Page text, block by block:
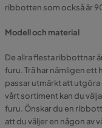
ribbotten som också är
Modell och material
De allra flesta ribbottnar
furu. Trä har nämligen
passar utmärkt att
vårt sortiment kan du
furu. Önskar du en
att du väljer en någon av